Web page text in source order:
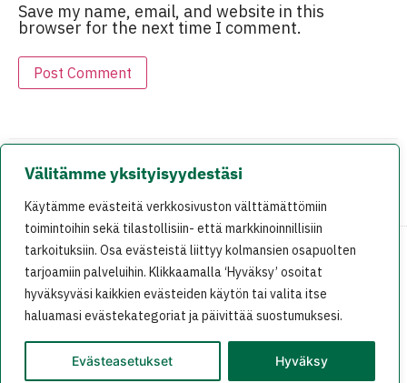
Välitämme yksityisyydestäsi
Käytämme evästeitä verkkosivuston välttämättömiin
toimintoihin sekä tilastollisiin- että markkinoinnillisiin
tarkoituksiin. Osa evästeistä liittyy kolmansien osapuolten
tarjoamiin palveluihin. Klikkaamalla ‘Hyväksy’ osoitat
hyväksyväsi kaikkien evästeiden käytön tai valita itse
haluamasi evästekategoriat ja päivittää suostumuksesi.
Evästeasetukset Hyväksy
Save my name, email, and website in this
browser for the next time I comment.
Ke: Konferenssi pÃ¤Ã¤ttyy hyviin kÃ¤ytÃ¤nteisiin
På svenska In English